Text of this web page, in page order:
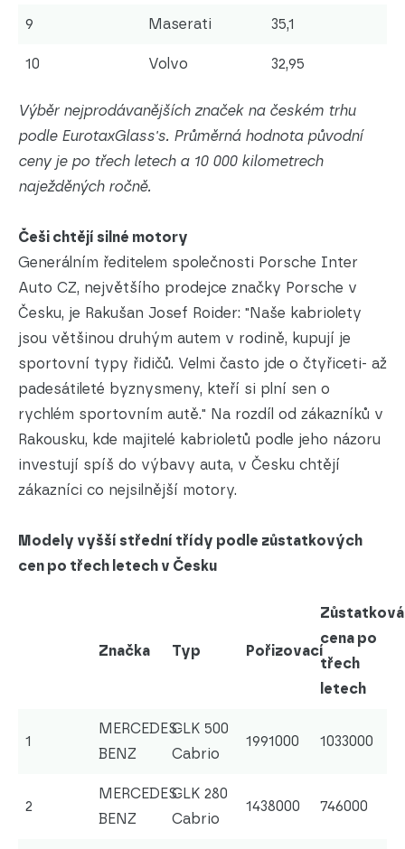
9 Maserati 35,1
10 Volvo 32,95
Výběr nejprodávanějších značek na českém trhu
podle EurotaxGlass's. Průměrná hodnota původní
ceny je po třech letech a 10 000 kilometrech
naježděných ročně.
Češi chtějí silné motory
Generálním ředitelem společnosti Porsche Inter
Auto CZ, největšího prodejce značky Porsche v
Česku, je Rakušan Josef Roider: "Naše kabriolety
jsou většinou druhým autem v rodině, kupují je
sportovní typy řidičů. Velmi často jde o čtyřiceti- až
padesátileté byznysmeny, kteří si plní sen o
rychlém sportovním autě." Na rozdíl od zákazníků v
Rakousku, kde majitelé kabrioletů podle jeho názoru
investují spíš do výbavy auta, v Česku chtějí
zákazníci co nejsilnější motory.
Modely vyšší střední třídy podle zůstatkových
cen po třech letech v Česku
Značka Typ Pořizovací
Zůstatková
cena po
třech
letech
1
MERCEDES-
BENZ
CLK 500
Cabrio
1991000 1033000
2
MERCEDES-
BENZ
CLK 280
Cabrio
1438000 746000